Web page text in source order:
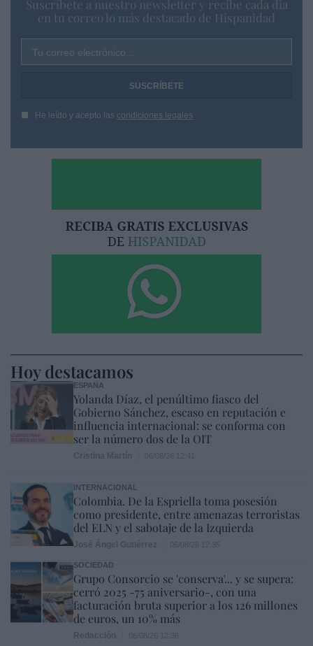
Suscríbete a nuestro newsletter y recibe cada dia
en tu correo lo más destacado de Hispanidad
Tu correo electrónico...
He leído y acepto las condiciones legales
Hoy destacamos
ESPAÑA
Yolanda Díaz, el penúltimo fiasco del
Gobierno Sánchez, escaso en reputación e
influencia internacional: se conforma con
ser la número dos de la OIT
INTERNACIONAL
Colombia. De la Espriella toma posesión
como presidente, entre amenazas terroristas
del ELN y el sabotaje de la Izquierda
SOCIEDAD
Grupo Consorcio se 'conserva'... y se supera:
cerró 2025 -75 aniversario-, con una
facturación bruta superior a los 126 millones
de euros, un 10% más